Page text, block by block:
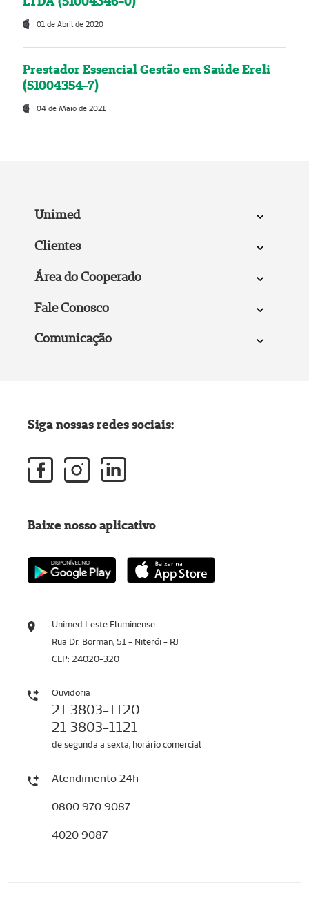
01 de Abril de 2020
Prestador Essencial Gestão em Saúde Ereli
(51004354-7)
04 de Maio de 2021
Unimed
Clientes
Área do Cooperado
Fale Conosco
Comunicação
Unimed Leste Fluminense
Rua Dr. Borman, 51 - Niterói - RJ
CEP: 24020-320
Ouvidoria
21 3803-1120
21 3803-1121
de segunda a sexta, horário comercial
Atendimento 24h
0800 970 9087
4020 9087
Siga nossas redes sociais:
Baixe nosso aplicativo